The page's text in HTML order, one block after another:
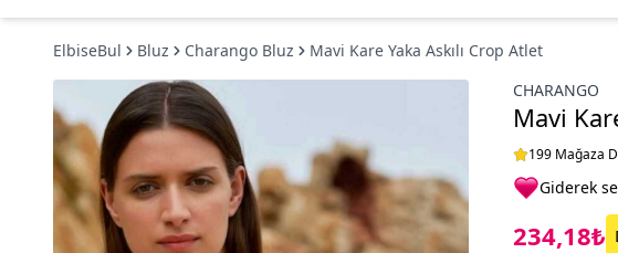
ElbiseBul Bluz Charango Bluz
Mavi Kare Yaka Askılı Crop Atlet
CHARANGO
Mavi
199 Mağaza
Giderek
234,18₺